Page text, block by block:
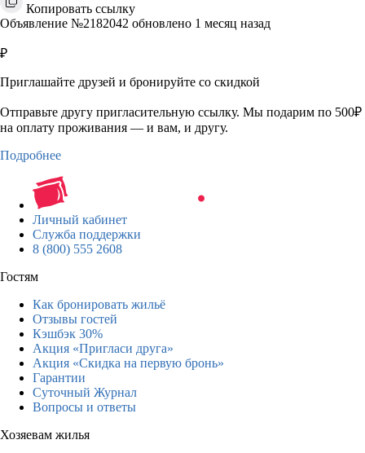
Копировать ссылку
Объявление №2182042 обновлено 1 месяц назад
₽
Приглашайте друзей и бронируйте со скидкой
Отправьте другу пригласительную ссылку. Мы подарим по 500₽
на оплату проживания — и вам, и другу.
Подробнее
Личный кабинет
Служба поддержки
8 (800) 555 2608
Гостям
Как бронировать жильё
Отзывы гостей
Кэшбэк 30%
Акция «Пригласи друга»
Акция «Скидка на первую бронь»
Гарантии
Суточный Журнал
Вопросы и ответы
Хозяевам жилья